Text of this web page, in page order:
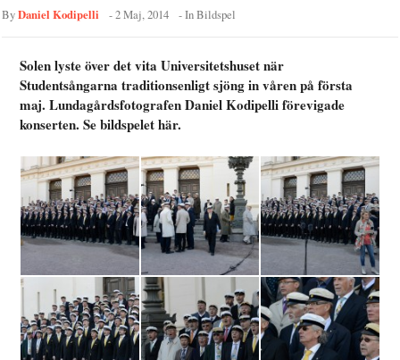
ByDaniel Kodipelli -2 Maj, 2014 - InBildspel
Solen lyste över det vita Universitetshuset när
Studentsångarna traditionsenligt sjöng in våren på första
maj. Lundagårdsfotografen Daniel Kodipelli förevigade
konserten. Se bildspelet här.